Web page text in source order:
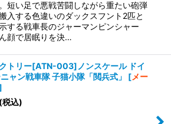
短い足で悪戦苦闘しながら重たい砲弾
入する色違いのダックスフント2匹と
する戦車長のジャーマンピンシャー
顔で居眠りを決…
クトリー[ATN-003]ノンスケール ドイ
ャン戦車隊 子猫小隊「閲兵式」
[メー
(税込)